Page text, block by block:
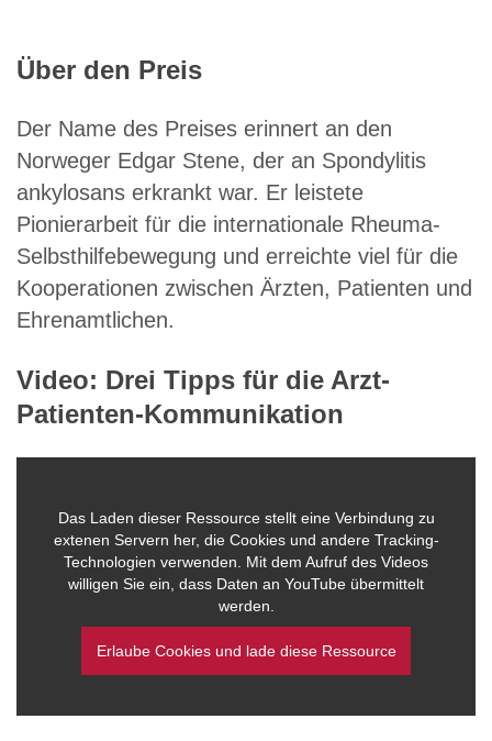
Über den Preis
Der Name des Preises erinnert an den
Norweger Edgar Stene, der an Spondylitis
ankylosans erkrankt war. Er leistete
Pionierarbeit für die internationale Rheuma-
Selbsthilfebewegung und erreichte viel für die
Kooperationen zwischen Ärzten, Patienten und
Ehrenamtlichen.
Video: Drei Tipps für die Arzt-
Patienten-Kommunikation
Das Laden dieser Ressource stellt eine Verbindung zu
extenen Servern her, die Cookies und andere Tracking-
Technologien verwenden. Mit dem Aufruf des Videos
willigen Sie ein, dass Daten an YouTube übermittelt
werden.
Erlaube Cookies und lade diese Ressource